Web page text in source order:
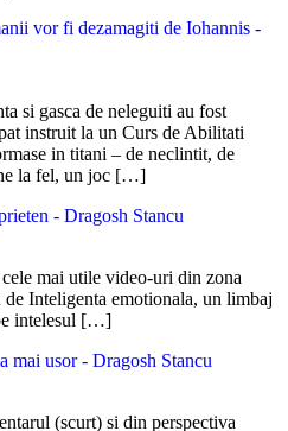
vor fi dezamagiti de Iohannis -
si gasca de neleguiti au fost
instruit la un Curs de Abilitati
in titani – de neclintit, de
la fel, un joc […]
- Dragosh Stancu
mai utile video-uri din zona
Inteligenta emotionala, un limbaj
intelesul […]
mai usor - Dragosh Stancu
(scurt) si din perspectiva